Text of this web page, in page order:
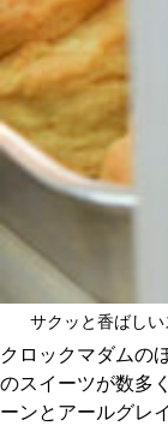
サクッと香ばし
クロックマダムの
のスイーツが数多
ーンとアールグレ